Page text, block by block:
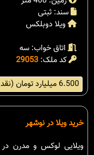
سند: ثبتی
ویلا دوبلکس
اتاق خواب: سه
کد ملک: 29053
6.500 میلیارد تومان (نقد و اقساط)
خرید ویلا در نوشهر
ویلایی لوکس و مدرن در